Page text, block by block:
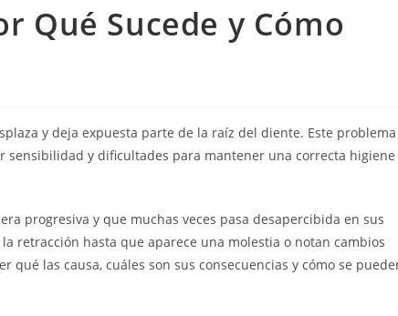
Qué Sucede y Cómo
y deja expuesta parte de la raíz del diente. Este problema
sensibilidad y dificultades para mantener una correcta higiene
progresiva y que muchas veces pasa desapercibida en sus
retracción hasta que aparece una molestia o notan cambios
qué las causa, cuáles son sus consecuencias y cómo se